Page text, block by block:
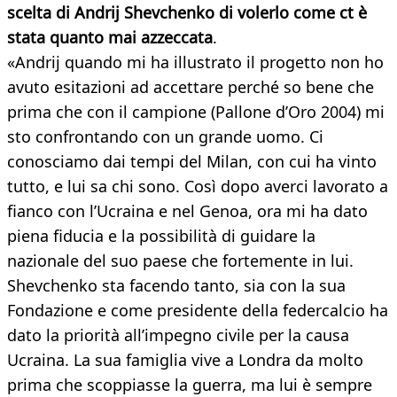
scelta di Andrij Shevchenko di volerlo come ct è
stata quanto mai azzeccata.
«Andrij quando mi ha illustrato il progetto non ho
avuto esitazioni ad accettare perché so bene che
prima che con il campione (Pallone d’Oro 2004) mi
sto confrontando con un grande uomo. Ci
conosciamo dai tempi del Milan, con cui ha vinto
tutto, e lui sa chi sono. Così dopo averci lavorato a
fianco con l’Ucraina e nel Genoa, ora mi ha dato
piena fiducia e la possibilità di guidare la
nazionale del suo paese che fortemente in lui.
Shevchenko sta facendo tanto, sia con la sua
Fondazione e come presidente della federcalcio ha
dato la priorità all’impegno civile per la causa
Ucraina. La sua famiglia vive a Londra da molto
prima che scoppiasse la guerra, ma lui è sempre